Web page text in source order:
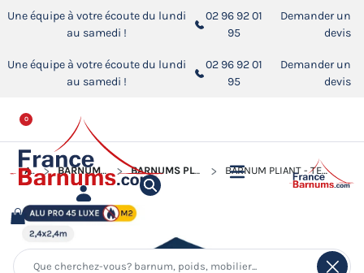
Une équipe à votre écoute du lundi
au samedi !
02 96 92 01
95
Demander un
devis
Une équipe à votre écoute du lundi
au samedi !
02 96 92 01
95
Demander un
devis
0
ACCUEIL BARNUMS PLIANTS ALUMINIUM PRO 45 LUXE M2 BARNUMS PLIANTS ALUMINIUM PRO 45 LUXE M2 AVEC FENÊTRES BARNUM PLIANT - TENTE PLIANTE ALU PRO 45 LUXE M2 2,4MX2,4M BLEU + PACK FENÊTRES 380GR/M²